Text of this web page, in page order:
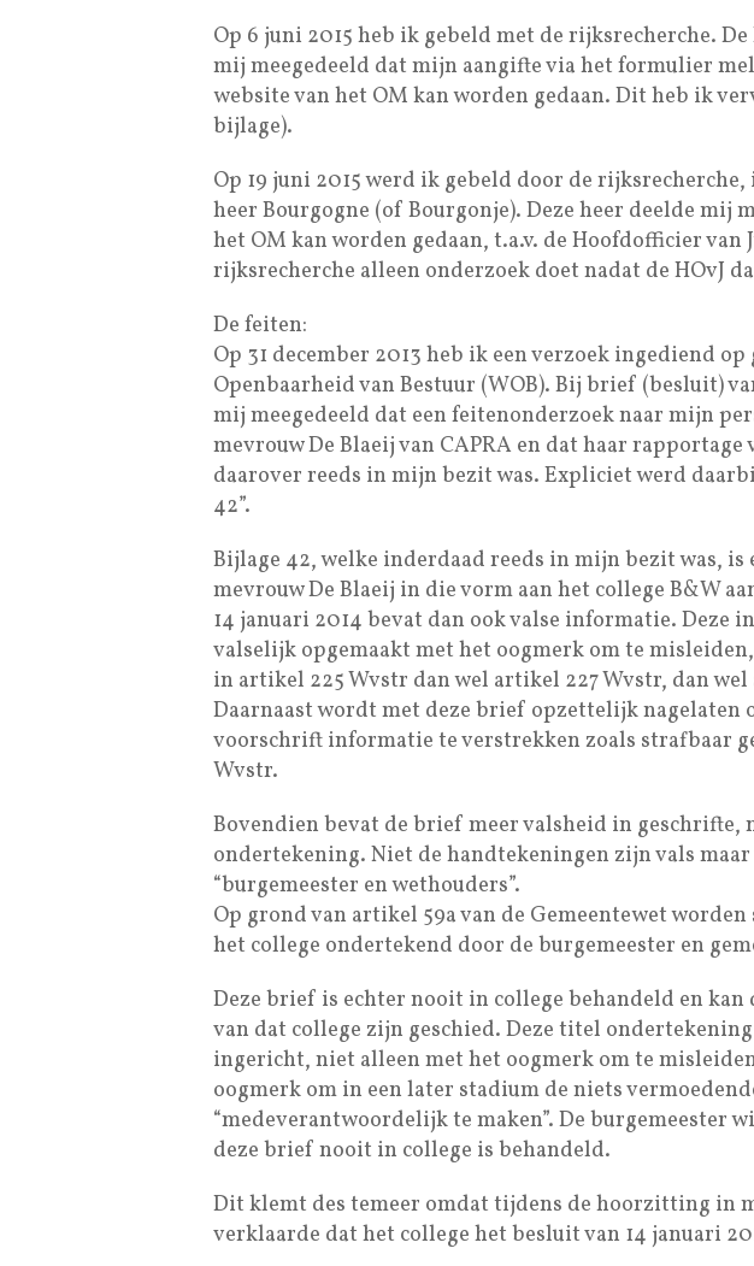
Op 6 juni 2015 heb ik gebeld met de rijksrecherche.
mij meegedeeld dat mijn aangifte via het formulier
website van het OM kan worden gedaan. Dit heb ik
bijlage).
Op 19 juni 2015 werd ik gebeld door de rijksrecherche,
heer Bourgogne (of Bourgonje). Deze heer deelde mij
het OM kan worden gedaan, t.a.v. de Hoofdofficier van
rijksrecherche alleen onderzoek doet nadat de HOvJ
De feiten:
Op 31 december 2013 heb ik een verzoek ingediend
Openbaarheid van Bestuur (WOB). Bij brief (besluit)
mij meegedeeld dat een feitenonderzoek naar mijn
mevrouw De Blaeij van CAPRA en dat haar
daarover reeds in mijn bezit was. Expliciet werd
42”.
Bijlage 42, welke inderdaad reeds in mijn bezit was,
mevrouw De Blaeij in die vorm aan het college B&W
14 januari 2014 bevat dan ook valse informatie. Deze
valselijk opgemaakt met het oogmerk om te
in artikel 225 Wvstr dan wel artikel 227 Wvstr, dan
Daarnaast wordt met deze brief opzettelijk nagelaten
voorschrift informatie te verstrekken zoals strafbaar
Wvstr.
Bovendien bevat de brief meer valsheid in geschrifte,
ondertekening. Niet de handtekeningen zijn vals
“burgemeester en wethouders”.
Op grond van artikel 59a van de Gemeentewet
het college ondertekend door de burgemeester en
Deze brief is echter nooit in college behandeld en
van dat college zijn geschied. Deze titel
ingericht, niet alleen met het oogmerk om te
oogmerk om in een later stadium de niets
“medeverantwoordelijk te maken”. De burgemeester
deze brief nooit in college is behandeld.
Dit klemt des temeer omdat tijdens de hoorzitting in
verklaarde dat het college het besluit van 14 januari